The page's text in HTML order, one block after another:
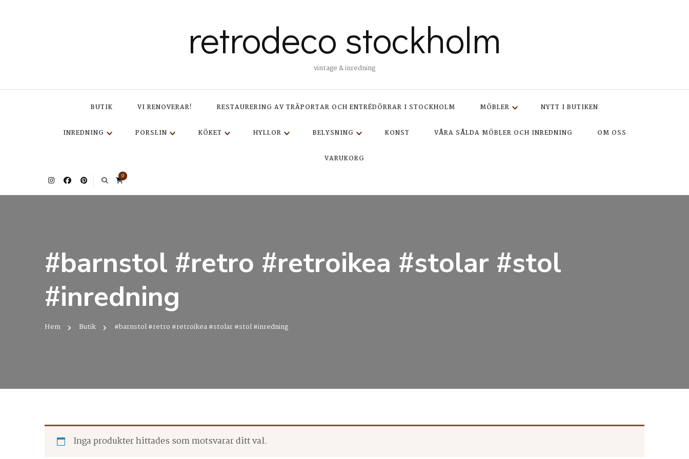
retrodeco stockholm
vintage & inredning
BUTIK VI RENOVERAR! RESTAURERING AV TRÄPORTAR OCH ENTRÉDÖRRAR I STOCKHOLM MÖBLER NYTT I BUTIKEN
INREDNING PORSLIN KÖKET HYLLOR BELYSNING KONST VÅRA SÅLDA MÖBLER OCH INREDNING OM OSS
VARUKORG
0
#barnstol #retro #retroikea #stolar #stol
#inredning
Hem Butik #barnstol #retro #retroikea #stolar #stol #inredning
Inga produkter hittades som motsvarar ditt val.